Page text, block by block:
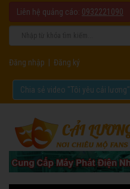
Liên hệ quảng cáo: 0932221090
Đăng nhập Đăng ký
Chia sẻ video "Tôi yêu cải lương".